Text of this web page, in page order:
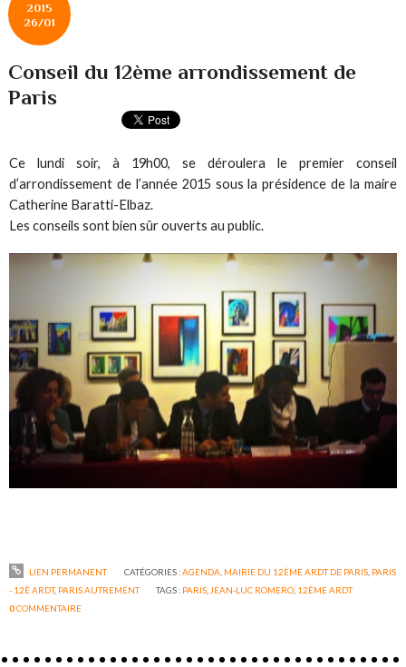
2015
26/01
Conseil du 12ème arrondissement de
Paris
Ce lundi soir, à 19h00, se déroulera le premier conseil
d’arrondissement de l’année 2015 sous la présidence de la maire
Catherine Baratti-Elbaz.
Les conseils sont bien sûr ouverts au public.
LIEN PERMANENT CATÉGORIES :AGENDA MAIRIE DU 12ÈME ARDT DE PARIS, PARIS
- 12È ARDT, PARIS AUTREMENT TAGS : PARIS JEAN-LUC ROMERO 12ÈME ARDT
0COMMENTAIRE